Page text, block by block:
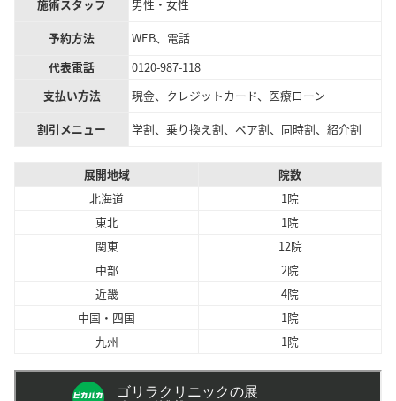
施術スタッフ
男性・女性
予約方法
WEB、電話
代表電話
0120-987-118
支払い方法
現金、クレジットカード、医療ローン
割引メニュー
学割、乗り換え割、ペア割、同時割、紹介割
展開地域
院数
北海道
1院
東北
1院
関東
12院
中部
2院
近畿
4院
中国・四国
1院
九州
1院